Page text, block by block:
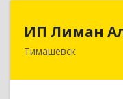
ИП Лиман
Тимашевск
ИП
352731,